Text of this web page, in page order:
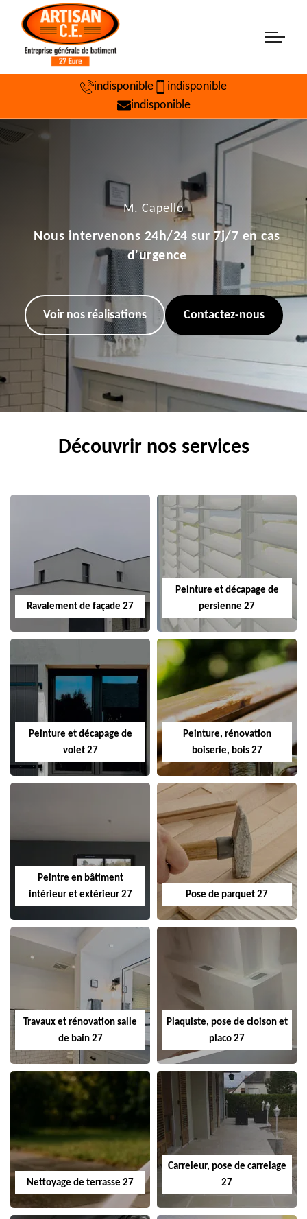
indisponible
indisponible
indisponible
M. Capello
Nous intervenons 24h/24 sur 7j/7 en cas
d'urgence
Voir nos réalisations Contactez-nous
Découvrir nos services
Ravalement de façade 27
Peinture et décapage de
persienne 27
Peinture et décapage de
volet 27
Peinture, rénovation
boiserie, bois 27
Peintre en bâtiment
intérieur et extérieur 27
Pose de parquet 27
Travaux et rénovation salle
de bain 27
Plaquiste, pose de cloison et
placo 27
Nettoyage de terrasse 27
Carreleur, pose de carrelage
27